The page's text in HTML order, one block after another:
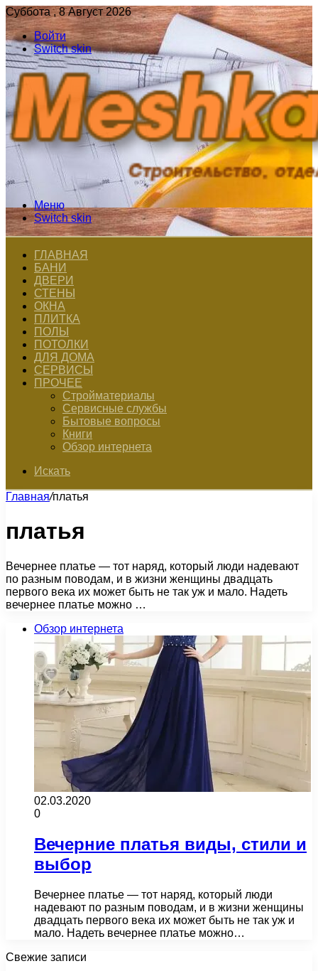
Суббота , 8 Август 2026
Войти
Switch skin
Меню
Switch skin
ГЛАВНАЯ
БАНИ
ДВЕРИ
СТЕНЫ
ОКНА
ПЛИТКА
ПОЛЫ
ПОТОЛКИ
ДЛЯ ДОМА
СЕРВИСЫ
ПРОЧЕЕ
Стройматериалы
Сервисные службы
Бытовые вопросы
Книги
Обзор интернета
Искать
Главная/платья
платья
Вечернее платье — тот наряд, который люди надевают
по разным поводам, и в жизни женщины двадцать
первого века их может быть не так уж и мало. Надеть
вечернее платье можно …
Обзор интернета
02.03.2020
0
Вечерние платья виды, стили и
выбор
Вечернее платье — тот наряд, который люди
надевают по разным поводам, и в жизни женщины
двадцать первого века их может быть не так уж и
мало. Надеть вечернее платье можно…
Свежие записи